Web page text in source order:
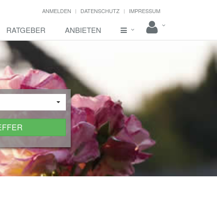
ANMELDEN DATENSCHUTZ IMPRESSUM
RATGEBER ANBIETEN